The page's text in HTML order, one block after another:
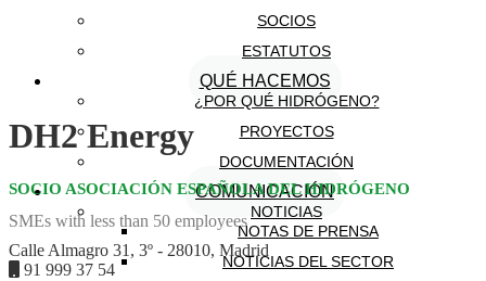
SOCIOS
ESTATUTOS
QUÉ HACEMOS
¿POR QUÉ HIDRÓGENO?
PROYECTOS
DOCUMENTACIÓN
COMUNICACIÓN
NOTICIAS
NOTAS DE PRENSA
NOTICIAS DEL SECTOR
DH2 Energy
SOCIO ASOCIACIÓN ESPAÑOLA DEL HIDRÓGENO
SMEs with less than 50 employees
Calle Almagro 31, 3º - 28010, Madrid
91 999 37 54